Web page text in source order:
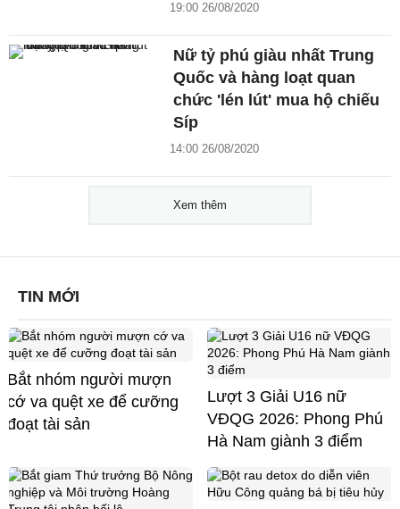
19:00 26/08/2020
Nữ tỷ phú giàu nhất Trung
Quốc và hàng loạt quan
chức 'lén lút' mua hộ chiếu
Síp
14:00 26/08/2020
Xem thêm
TIN MỚI
Bắt nhóm người mượn
cớ va quệt xe để cưỡng
đoạt tài sản
Lượt 3 Giải U16 nữ
VĐQG 2026: Phong Phú
Hà Nam giành 3 điểm